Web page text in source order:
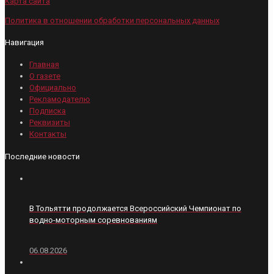
Политика в отношении обработки персональных данных
Навигация
Главная
О газете
Официально
Рекламодателю
Подписка
Реквизиты
Контакты
Последние новости
В Тольятти продолжается Всероссийский Чемпионат по
водно-моторным соревнованиям
06.08.2026